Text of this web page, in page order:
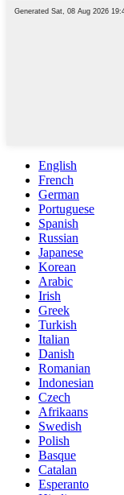
English
French
German
Portuguese
Spanish
Russian
Japanese
Korean
Arabic
Irish
Greek
Turkish
Italian
Danish
Romanian
Indonesian
Czech
Afrikaans
Swedish
Polish
Basque
Catalan
Esperanto